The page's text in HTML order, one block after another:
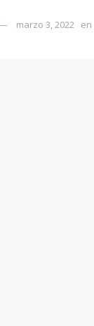
marzo 3, 2022 en